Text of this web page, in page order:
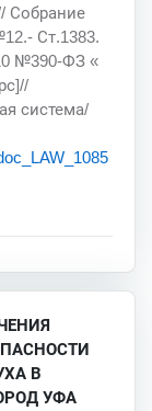
Собрание
Ст.1383.
№390-ФЗ «
система/
В
УФА